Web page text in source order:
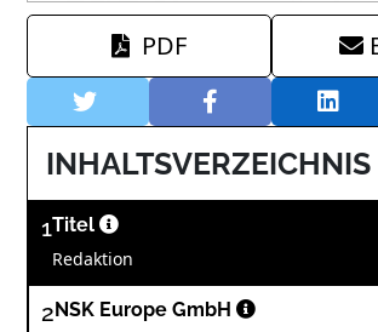
PDF
INHALTSVERZEICHNIS
1Titel
Redaktion
2 NSK Europe GmbH